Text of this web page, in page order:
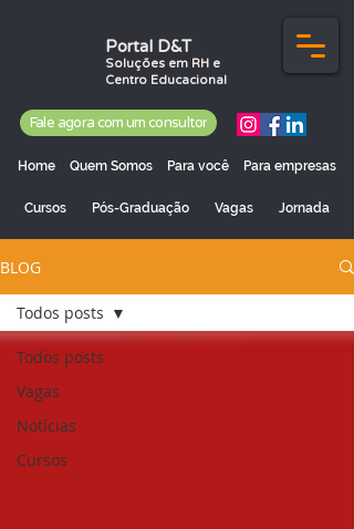
Portal D&T
Soluções em RH e
Centro Educacional
Fale agora com um consultor
Home Quem Somos Para você Para empresas
Cursos Pós-Graduação Vagas Jornada
BLOG
Todos posts
Vagas
Notícias
Cursos
Todos posts